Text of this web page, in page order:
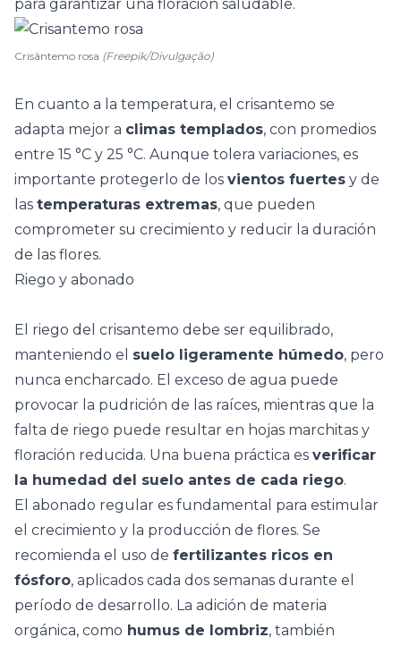
para garantizar una floración saludable.
Crisântemo rosa (Freepik/Divulgação)
En cuanto a la temperatura, el crisantemo se
adapta mejor a climas templados, con promedios
entre 15 °C y 25 °C. Aunque tolera variaciones, es
importante protegerlo de los vientos fuertes y de
las temperaturas extremas, que pueden
comprometer su crecimiento y reducir la duración
de las flores.
Riego y abonado
El riego del crisantemo debe ser equilibrado,
manteniendo el suelo ligeramente húmedo, pero
nunca encharcado. El exceso de agua puede
provocar la pudrición de las raíces, mientras que la
falta de riego puede resultar en hojas marchitas y
floración reducida. Una buena práctica es verificar
la humedad del suelo antes de cada riego.
El abonado regular es fundamental para estimular
el crecimiento y la producción de flores. Se
recomienda el uso de fertilizantes ricos en
fósforo, aplicados cada dos semanas durante el
período de desarrollo. La adición de materia
orgánica, como humus de lombriz, también